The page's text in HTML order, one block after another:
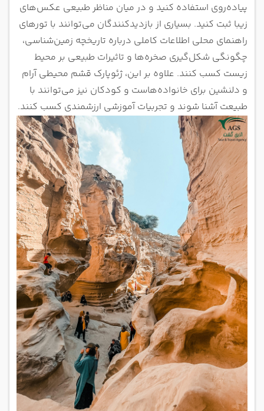
پیاده‌روی استفاده کنید و در میان مناظر طبیعی عکس‌های
زیبا ثبت کنید. بسیاری از بازدیدکنندگان می‌توانند با تورهای
راهنمای محلی اطلاعات کاملی درباره تاریخچه زمین‌شناسی،
چگونگی شکل‌گیری صخره‌ها و تاثیرات طبیعی بر محیط
زیست کسب کنند. علاوه بر این، ژئوپارک قشم محیطی آرام
و دلنشین برای خانواده‌هاست و کودکان نیز می‌توانند با
طبیعت آشنا شوند و تجربیات آموزشی ارزشمندی کسب کنند.